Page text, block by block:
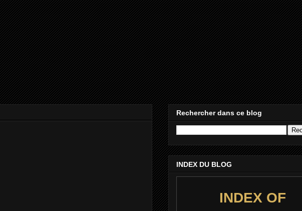
Rechercher dans ce blog
INDEX DU BLOG
INDEX OF